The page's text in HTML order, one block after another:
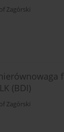
Zagórski
(BDI)
Zagórski